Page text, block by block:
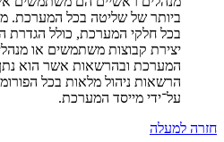
ביותר של שליטה בכל המערכת.
בכל חלקי המערכת, כולל
יצירת קבוצות משתמשים או
המערכת ובהרשאות אשר הוא נתן
הרשאות ניהול מלאות בכל
על־ידי מייסד המערכת.
חזרה למעלה